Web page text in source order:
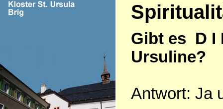
Gibt es D I
Ursuline?
Antwort: Ja